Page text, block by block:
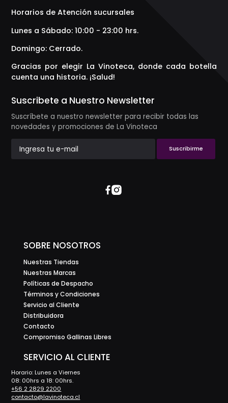
Horarios de Atención sucursales
Lunes a Sábado: 10:00 - 23:00 hrs.
Domingo: Cerrado.
Gracias por elegir La Vinoteca, donde cada botella
cuenta una historia. ¡Salud!
Suscribete a Nuestro Newsletter
Suscríbete a nuestro newsletter para recibir todas las
novedades y promociones de La Vinoteca
Suscribirme
SOBRE NOSOTROS
Nuestras Tiendas
Nuestras Marcas
Políticas de Despacho
Términos y Condiciones
Servicio al Cliente
Distribuidora
Contacto
Compromiso Gallinas Libres
SERVICIO AL CLIENTE
Horario: Lunes a Viernes
08: 00hrs a 18: 00hrs.
+56 2 2829 2200
contacto@lavinoteca.cl